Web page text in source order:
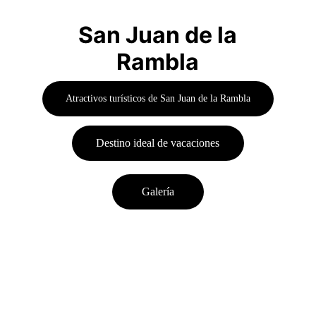
San Juan de la
Rambla
Galería
Atractivos turísticos de San Juan de la Rambla
Destino ideal de vacaciones